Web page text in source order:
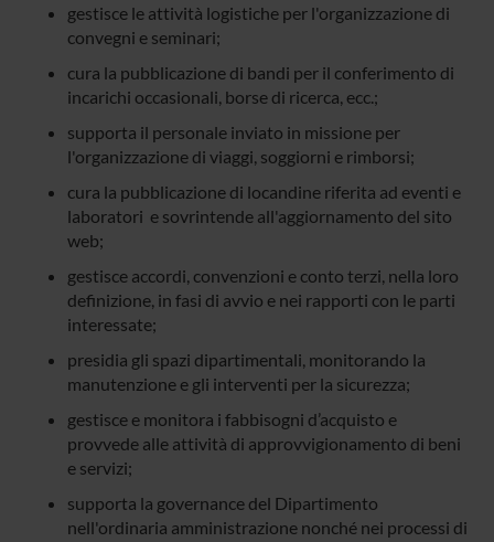
gestisce le attività logistiche per l'organizzazione di
convegni e seminari;
cura la pubblicazione di bandi per il conferimento di
incarichi occasionali, borse di ricerca, ecc.;
supporta il personale inviato in missione per
l'organizzazione di viaggi, soggiorni e rimborsi;
cura la pubblicazione di locandine riferita ad eventi e
laboratori e sovrintende all'aggiornamento del sito
web;
gestisce accordi, convenzioni e conto terzi, nella loro
definizione, in fasi di avvio e nei rapporti con le parti
interessate;
presidia gli spazi dipartimentali, monitorando la
manutenzione e gli interventi per la sicurezza;
gestisce e monitora i fabbisogni d’acquisto e
provvede alle attività di approvvigionamento di beni
e servizi;
supporta la governance del Dipartimento
nell'ordinaria amministrazione nonché nei processi di